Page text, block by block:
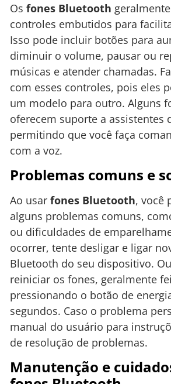
Os fones Bluetooth
controles embutidos para
Isso pode incluir botões para
diminuir o volume, pausar ou
músicas e atender chamadas.
com esses controles, pois eles
um modelo para outro. Alguns
oferecem suporte a assistentes
permitindo que você faça
com a voz.
Problemas comuns e
Ao usar fones Bluetooth, você
alguns problemas comuns,
ou dificuldades de
ocorrer, tente desligar e ligar
Bluetooth do seu dispositivo.
reiniciar os fones, geralmente
pressionando o botão de
segundos. Caso o problema
manual do usuário para
de resolução de problemas.
Manutenção e